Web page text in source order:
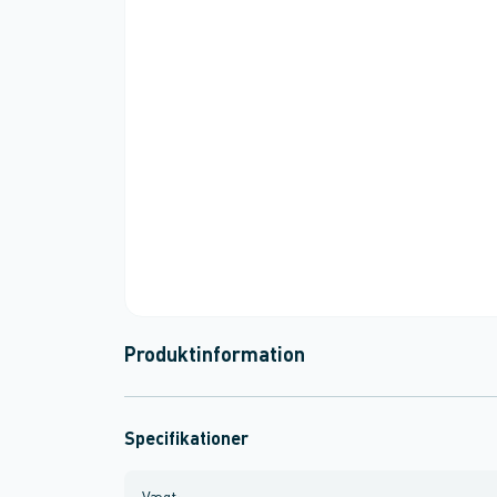
Produktinformation
Specifikationer